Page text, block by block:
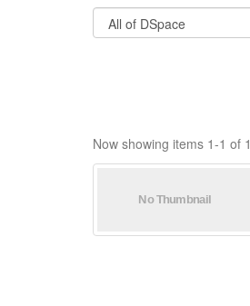
Now showing items 1-1 of 1